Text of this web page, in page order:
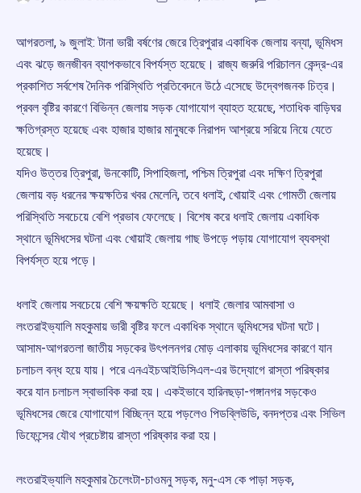
আগরতলা, ৯ জুলাই: টানা ভারী বর্ষণের জেরে ত্রিপুরার একাধিক জেলায় বন্যা, ভূমিধস
এবং ঝড়ে জনজীবন ব্যাপকভাবে বিপর্যস্ত হয়েছে। রাজ্য জরুরি পরিচালন কেন্দ্র-এর
প্রকাশিত সর্বশেষ দৈনিক পরিস্থিতি প্রতিবেদনে উঠে এসেছে উদ্বেগজনক চিত্র।
প্রবল বৃষ্টির কারণে বিভিন্ন জেলায় সড়ক যোগাযোগ ব্যাহত হয়েছে, শতাধিক বাড়িঘর
ক্ষতিগ্রস্ত হয়েছে এবং হাজার হাজার মানুষকে নিরাপদ আশ্রয়ে সরিয়ে নিয়ে যেতে
হয়েছে।
যদিও উত্তর ত্রিপুরা, উনকোটি, সিপাহিজলা, পশ্চিম ত্রিপুরা এবং দক্ষিণ ত্রিপুরা
জেলায় বড় ধরনের ক্ষয়ক্ষতির খবর মেলেনি, তবে ধলাই, খোয়াই এবং গোমতী জেলায়
পরিস্থিতি সবচেয়ে বেশি প্রভাব ফেলেছে। বিশেষ করে ধলাই জেলায় একাধিক
স্থানে ভূমিধসের ঘটনা এবং খোয়াই জেলায় গাছ উপড়ে পড়ায় যোগাযোগ ব্যবস্থা
বিপর্যস্ত হয়ে পড়ে।
ধলাই জেলায় সবচেয়ে বেশি ক্ষয়ক্ষতি হয়েছে। ধলাই জেলার আমবাসা ও
লংতরাইভ্যালি মহকুমায় ভারী বৃষ্টির ফলে একাধিক স্থানে ভূমিধসের ঘটনা ঘটে।
আসাম-আগরতলা জাতীয় সড়কের উৎপলনগর মোড় এলাকায় ভূমিধসের কারণে যান
চলাচল বন্ধ হয়ে যায়। পরে এনএইচআইডিসিএল-এর উদ্যোগে রাস্তা পরিষ্কার
করে যান চলাচল স্বাভাবিক করা হয়। একইভাবে হারিনছড়া-গঙ্গানগর সড়কেও
ভূমিধসের জেরে যোগাযোগ বিচ্ছিন্ন হয়ে পড়লেও পিডব্লিউডি, বনদপ্তর এবং সিভিল
ডিফেন্সের যৌথ প্রচেষ্টায় রাস্তা পরিষ্কার করা হয়।
লংতরাইভ্যালি মহকুমার চৈলেংটা-চাওমনু সড়ক, মনু-এস কে পাড়া সড়ক,